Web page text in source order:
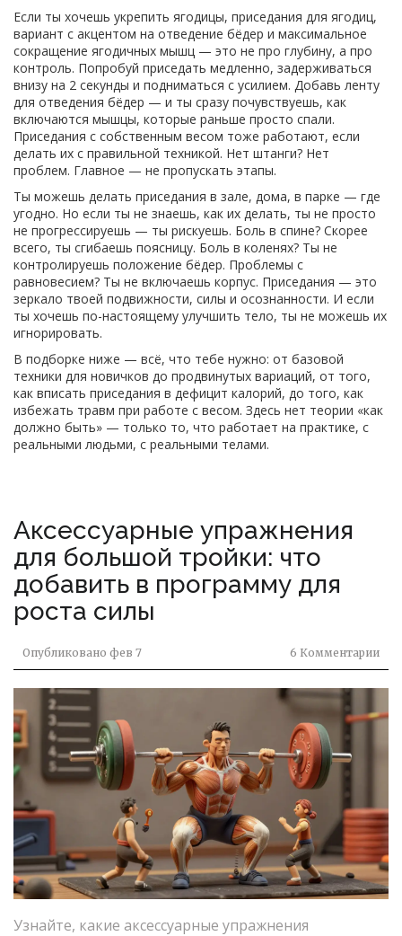
Если ты хочешь укрепить ягодицы, приседания для ягодиц,
вариант с акцентом на отведение бёдер и максимальное
сокращение ягодичных мышц — это не про глубину, а про
контроль. Попробуй приседать медленно, задерживаться
внизу на 2 секунды и подниматься с усилием. Добавь ленту
для отведения бёдер — и ты сразу почувствуешь, как
включаются мышцы, которые раньше просто спали.
Приседания с собственным весом тоже работают, если
делать их с правильной техникой. Нет штанги? Нет
проблем. Главное — не пропускать этапы.
Ты можешь делать приседания в зале, дома, в парке — где
угодно. Но если ты не знаешь, как их делать, ты не просто
не прогрессируешь — ты рискуешь. Боль в спине? Скорее
всего, ты сгибаешь поясницу. Боль в коленях? Ты не
контролируешь положение бёдер. Проблемы с
равновесием? Ты не включаешь корпус. Приседания — это
зеркало твоей подвижности, силы и осознанности. И если
ты хочешь по-настоящему улучшить тело, ты не можешь их
игнорировать.
В подборке ниже — всё, что тебе нужно: от базовой
техники для новичков до продвинутых вариаций, от того,
как вписать приседания в дефицит калорий, до того, как
избежать травм при работе с весом. Здесь нет теории «как
должно быть» — только то, что работает на практике, с
реальными людьми, с реальными телами.
Аксессуарные упражнения
для большой тройки: что
добавить в программу для
роста силы
Опубликовано фев 7 6 Комментарии
Узнайте, какие аксессуарные упражнения